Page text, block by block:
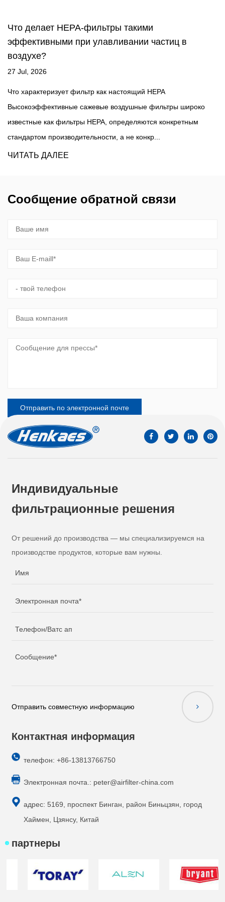
Как выбрать правильный воздушный фильтр
HEPA для вашего дома?
21 Jul, 2026
genuine HEPA air filter должен соответствовать
техническому стандарту и улавливать не менее 99,97%
находящихся в возду...
ЧИТАТЬ ДАЛЕЕ
Сообщение обратной связи
Индивидуальные
фильтрационные решения
От решений до производства — мы специализируемся на
производстве продуктов, которые вам нужны.
Отправить совместную информацию
Контактная информация
телефон: +86-13813766750
Электронная почта.: peter@airfilter-china.com
адрес: 5169, проспект Бинган, район Биньцзян, город
Хаймен, Цзянсу, Китай
партнеры